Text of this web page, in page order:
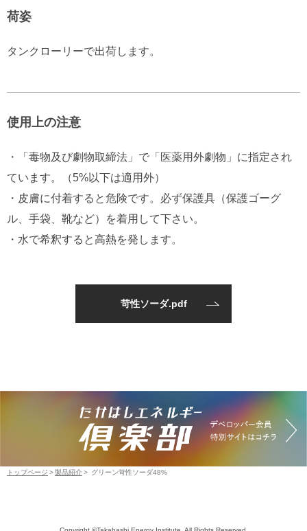
荷姿
タンクローリーで出荷します。
使用上の注意
・「毒物及び劇物取締法」で「医薬用外劇物」に指定され
ています。（5%以下は適用外）
・皮膚に付着すると危険です。必ず保護具（保護ゴーグ
ル、手袋、靴など）を着用して下さい。
・水で希釈すると高熱を発します。
苛性ソーダ.pdf
トップページ 製品紹介 グリーン苛性ソーダ48%